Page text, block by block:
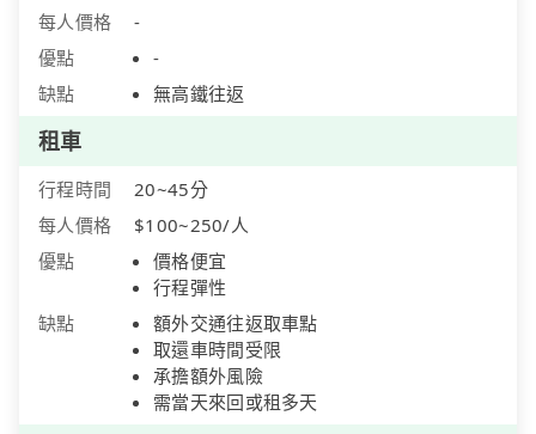
每人價格
-
優點
-
缺點
無高鐵往返
租車
行程時間
20~45分
每人價格
$100~250/人
優點
價格便宜
行程彈性
缺點
額外交通往返取車點
取還車時間受限
承擔額外風險
需當天來回或租多天